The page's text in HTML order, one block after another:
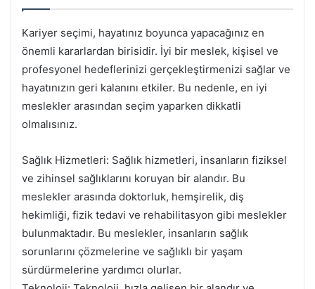
Kariyer seçimi, hayatınız boyunca yapacağınız en
önemli kararlardan birisidir. İyi bir meslek, kişisel ve
profesyonel hedeflerinizi gerçekleştirmenizi sağlar ve
hayatınızın geri kalanını etkiler. Bu nedenle, en iyi
meslekler arasından seçim yaparken dikkatli
olmalısınız.
Sağlık Hizmetleri: Sağlık hizmetleri, insanların fiziksel
ve zihinsel sağlıklarını koruyan bir alandır. Bu
meslekler arasında doktorluk, hemşirelik, diş
hekimliği, fizik tedavi ve rehabilitasyon gibi meslekler
bulunmaktadır. Bu meslekler, insanların sağlık
sorunlarını çözmelerine ve sağlıklı bir yaşam
sürdürmelerine yardımcı olurlar.